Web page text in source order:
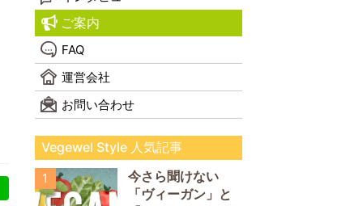
ご案内
FAQ
運営会社
お問い合わせ
Vegewel Style 人気記事
今さら聞けない
「ヴィーガン」と
1